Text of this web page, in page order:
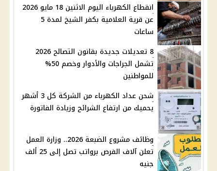
انقطاع الكهرباء اليوم الاثنين 18 مايو 2026
عن قرية العلامية بكفر الشيخ لمدة 5
ساعات
8 تعديلات جديدة بقانون التصالح 2026
تشمل الجراجات والأدوار وخصم 50%
للمواطنين
شحن عداد الكهرباء من الشركة كل 3 أشهر
يحميك من ارتفاع الشرائح وزيادة الفاتورة
وظائف مشروع الضبعة 2026.. وزارة العمل
تعلن آلاف الفرص برواتب تصل إلى 25 ألف
جنيه